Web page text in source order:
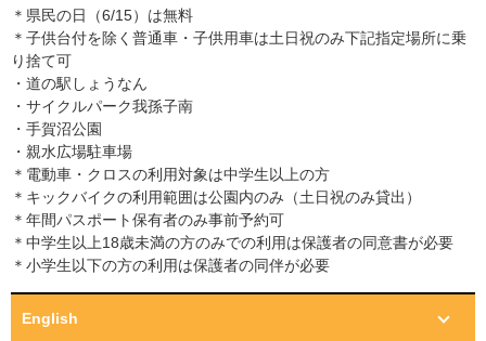
＊県民の日（6/15）は無料
＊子供台付を除く普通車・子供用車は土日祝のみ下記指定場所に乗
り捨て可
・道の駅しょうなん
・サイクルパーク我孫子南
・手賀沼公園
・親水広場駐車場
＊電動車・クロスの利用対象は中学生以上の方
＊キックバイクの利用範囲は公園内のみ（土日祝のみ貸出）
＊年間パスポート保有者のみ事前予約可
＊中学生以上18歳未満の方のみでの利用は保護者の同意書が必要
＊小学生以下の方の利用は保護者の同伴が必要
English